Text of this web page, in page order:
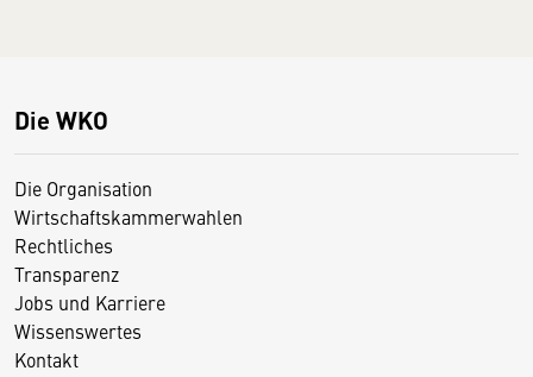
Die WKO
Die Organisation
Wirtschaftskammerwahlen
Rechtliches
Transparenz
Jobs und Karriere
Wissenswertes
Kontakt